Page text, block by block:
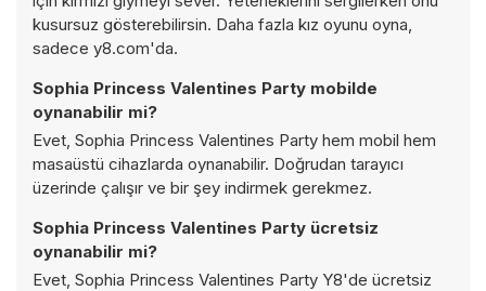
kusursuz gösterebilirsin. Daha fazla kız oyunu oyna,
sadece y8.com'da.
Sophia Princess Valentines Party mobilde
oynanabilir mi?
Evet, Sophia Princess Valentines Party hem mobil hem
masaüstü cihazlarda oynanabilir. Doğrudan tarayıcı
üzerinde çalışır ve bir şey indirmek gerekmez.
Sophia Princess Valentines Party ücretsiz
oynanabilir mi?
Evet, Sophia Princess Valentines Party Y8'de ücretsiz